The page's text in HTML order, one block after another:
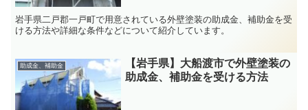
岩手県二戸郡一戸町で用意されている外壁塗装の助成金、補助金を受
ける方法や詳細な条件などについて紹介しています。
助成金、補助金
【岩手県】大船渡市で外壁塗装の
助成金、補助金を受ける方法